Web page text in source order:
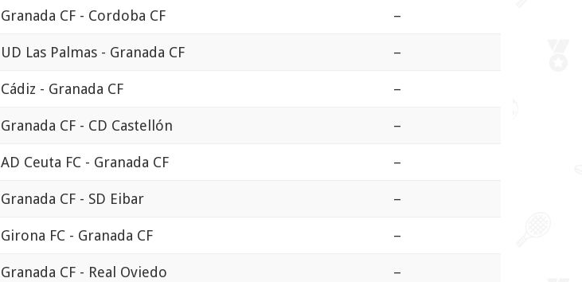
Granada CF - Cordoba CF –
UD Las Palmas - Granada CF –
Cádiz - Granada CF –
Granada CF - CD Castellón –
AD Ceuta FC - Granada CF –
Granada CF - SD Eibar –
Girona FC - Granada CF –
Granada CF - Real Oviedo –